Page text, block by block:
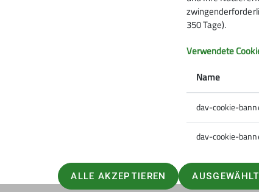
350 Tage).
Verwendete
Name
dav-cookie-
dav-cookie-
ALLE AKZEPTIEREN